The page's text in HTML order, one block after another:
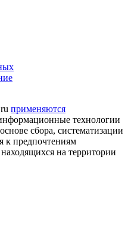
применяются
технологии
сбора, систематизации
к предпочтениям
на территории